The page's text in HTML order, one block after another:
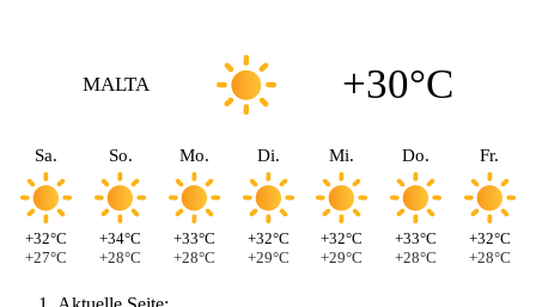
MALTA +30°C
Sa.
+32°C
+27°C
So.
+34°C
+28°C
Mo.
+33°C
+28°C
Di.
+32°C
+29°C
Mi.
+32°C
+29°C
Do.
+33°C
+28°C
Fr.
+32°C
+28°C